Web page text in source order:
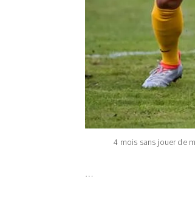
4 mois sans jouer de
…